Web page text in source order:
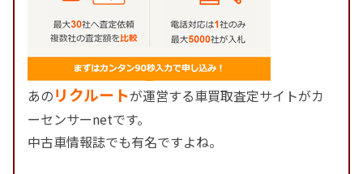
あのリクルートが運営する車買取査定サイトがカ
ーセンサーnetです。
中古車情報誌でも有名ですよね。